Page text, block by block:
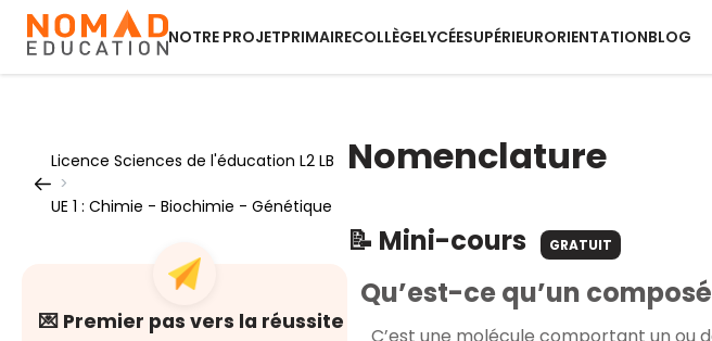
NOTRE PROJETPRIMAIRECOLLÈGELYCÉESUPÉRIEURORIENTATIONBLOG
Licence Sciences de l'éducation L2 LB
>
UE 1 : Chimie - Biochimie - Génétique
💌 Premier pas vers la réussite
Nomenclature
📝 Mini-cours GRATUIT
Qu’est-ce qu’un
C’est une molécule comportant un ou